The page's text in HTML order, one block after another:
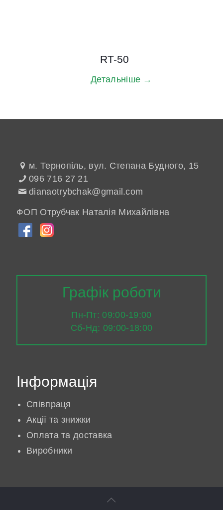
RT-50
Детальніше →
м. Тернопіль, вул. Степана Будного, 15
096 716 27 21
dianaotrybchak@gmail.com
ФОП Отрубчак Наталія Михайлівна
Графік роботи
Пн-Пт: 09:00-19:00
Сб-Нд: 09:00-18:00
Інформація
Співпраця
Акції та знижки
Оплата та доставка
Виробники